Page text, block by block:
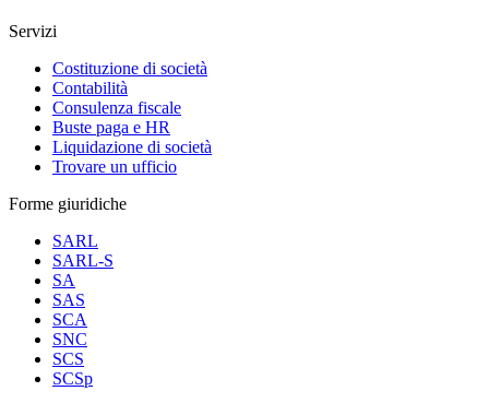
Servizi
Costituzione di società
Contabilità
Consulenza fiscale
Buste paga e HR
Liquidazione di società
Trovare un ufficio
Forme giuridiche
SARL
SARL-S
SA
SAS
SCA
SNC
SCS
SCSp